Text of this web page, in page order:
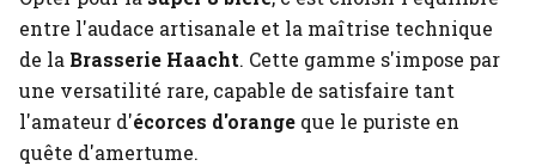
entre l'audace artisanale et la maîtrise technique
de la Brasserie Haacht. Cette gamme s'impose par
une versatilité rare, capable de satisfaire tant
l'amateur d'écorces d'orange que le puriste en
quête d'amertume.